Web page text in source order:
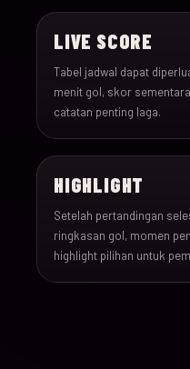
020 16-Jun-26
021 17-Jun-26
17-Jun-26
024 17-Jun-26
025 18-Jun-26
LIVE SCORE
Tabel jadwal dapat
menit gol, skor
catatan penting laga.
HIGHLIGHT
Setelah pertandingan
ringkasan gol, momen
highlight pilihan untuk